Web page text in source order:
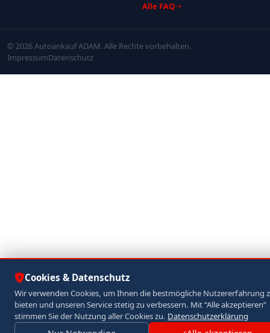
Alle FAQ
© 2026 Autoankauf ADAM. Alle Rechte vorbehalten.
ImpressumDatenschutz
Cookies & Datenschutz
Wir verwenden Cookies, um Ihnen die bestmögliche Nutzererfahrung
bieten und unseren Service stetig zu verbessern. Mit “Alle akzeptieren”
stimmen Sie der Nutzung aller Cookies zu. Datenschutzerklärung